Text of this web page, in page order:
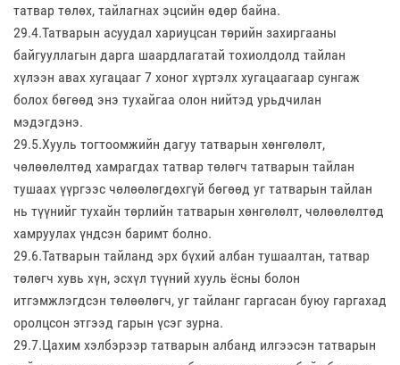
татвар төлөх, тайлагнах эцсийн өдөр байна.
29.4.Татварын асуудал хариуцсан төрийн захиргааны
байгууллагын дарга шаардлагатай тохиолдолд тайлан
хүлээн авах хугацааг 7 хоног хүртэлх хугацаагаар сунгаж
болох бөгөөд энэ тухайгаа олон нийтэд урьдчилан
мэдэгдэнэ.
29.5.Хууль тогтоомжийн дагуу татварын хөнгөлөлт,
чөлөөлөлтөд хамрагдах татвар төлөгч татварын тайлан
тушаах үүргээс чөлөөлөгдөхгүй бөгөөд уг татварын тайлан
нь түүнийг тухайн төрлийн татварын хөнгөлөлт, чөлөөлөлтөд
хамруулах үндсэн баримт болно.
29.6.Татварын тайланд эрх бүхий албан тушаалтан, татвар
төлөгч хувь хүн, эсхүл түүний хууль ёсны болон
итгэмжлэгдсэн төлөөлөгч, уг тайланг гаргасан буюу гаргахад
оролцсон этгээд гарын үсэг зурна.
29.7.Цахим хэлбэрээр татварын албанд илгээсэн татварын